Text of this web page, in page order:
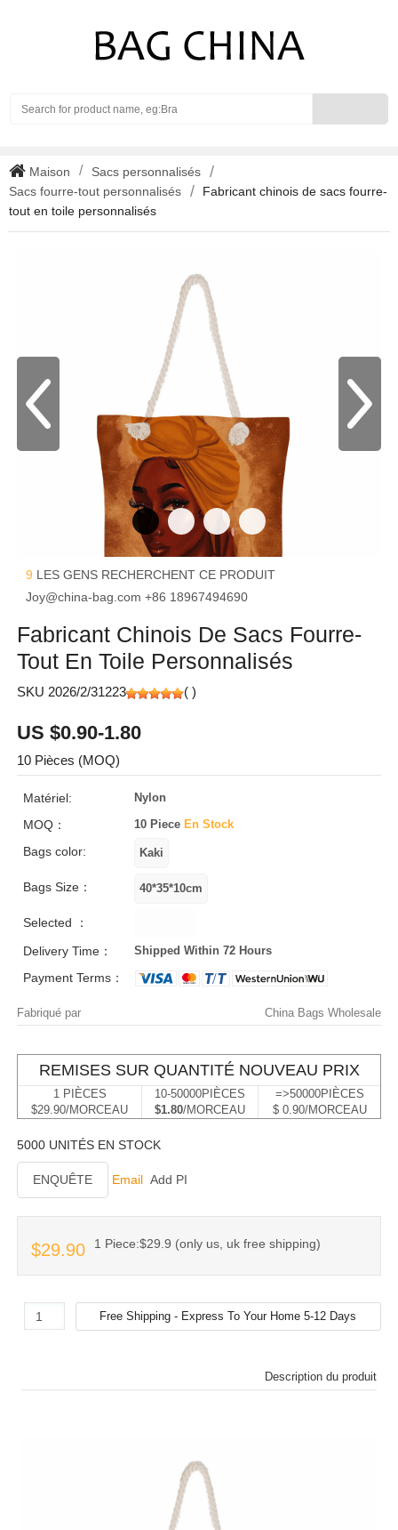
Maison
Sacs personnalisés
Sacs fourre-tout personnalisés
Fabricant chinois de sacs fourre-
tout en toile personnalisés
9 LES GENS RECHERCHENT CE PRODUIT
Joy@china-bag.com +86 18967494690
Fabricant Chinois De Sacs Fourre-
Tout En Toile Personnalisés
SKU 2026/2/31223 ( )
US $0.90-1.80
10 Pièces (MOQ)
Matériel: Nylon
MOQ： 10 Piece En Stock
Bags color:
Bags Size：
Selected ：
Delivery Time：
Shipped Within 72 Hours
Payment Terms：
Fabriqué par China Bags Wholesale
REMISES SUR QUANTITÉ NOUVEAU PRIX
1 PIÈCES
$29.90/MORCEAU
10-50000PIÈCES
$1.80/MORCEAU
=>50000PIÈCES
$ 0.90/MORCEAU
5000 UNITÉS EN STOCK
ENQUÊTE Email Add PI
$29.90 1 Piece:$29.9 (only us, uk free shipping)
Description du produit